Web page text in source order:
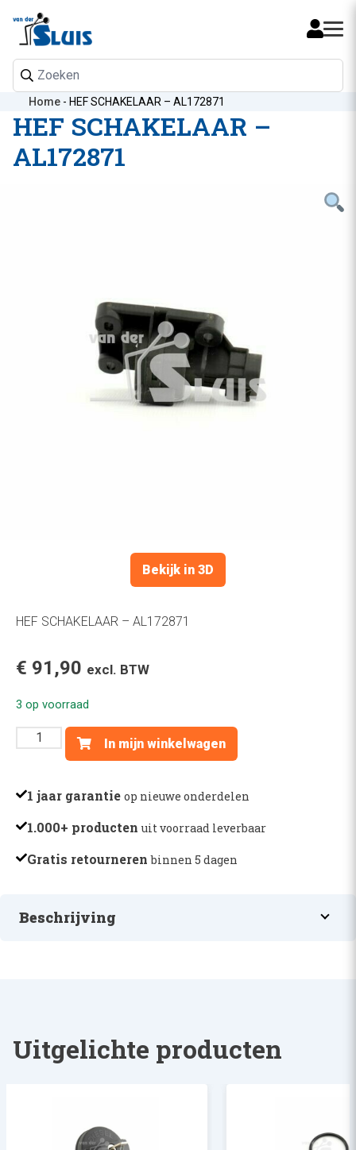
Mijn
Home - HEF SCHAKELAAR – AL172871
HEF SCHAKELAAR –
AL172871
Bekijk in 3D
HEF SCHAKELAAR – AL172871
€ 91,90 excl. BTW
3 op voorraad
HEF
SCHAKELAAR
AL172871
In mijn winkelwagen
1 jaar garantie op nieuwe onderdelen
1.000+ producten uit voorraad leverbaar
Gratis retournerenbinnen 5 dagen
Beschrijving
Uitgelichte producten